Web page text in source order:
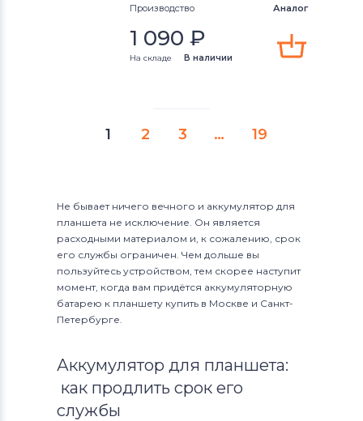
Производство
Аналог
1 090 ₽
На складе В наличии
1 2 3 … 19
Не бывает ничего вечного и аккумулятор для
планшета не исключение. Он является
расходными материалом и, к сожалению, срок
его службы ограничен. Чем дольше вы
пользуйтесь устройством, тем скорее наступит
момент, когда вам придётся аккумуляторную
батарею к планшету купить в Москве и Санкт-
Петербурге.
Аккумулятор для планшета:
как продлить срок его
службы